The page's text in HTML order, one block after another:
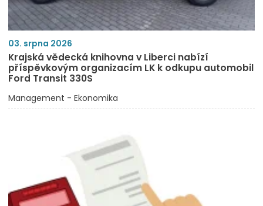
03. srpna 2026
Krajská vědecká knihovna v Liberci nabízí
příspěvkovým organizacím LK k odkupu automobil
Ford Transit 330S
Management - Ekonomika